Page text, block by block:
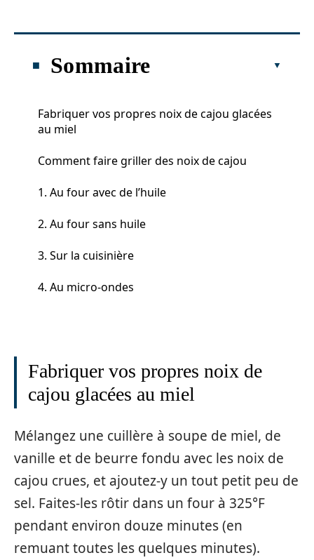
Sommaire
Fabriquer vos propres noix de cajou glacées
au miel
Comment faire griller des noix de cajou
1. Au four avec de l’huile
2. Au four sans huile
3. Sur la cuisinière
4. Au micro-ondes
Fabriquer vos propres noix de
cajou glacées au miel
Mélangez une cuillère à soupe de miel, de
vanille et de beurre fondu avec les noix de
cajou crues, et ajoutez-y un tout petit peu de
sel. Faites-les rôtir dans un four à 325°F
pendant environ douze minutes (en
remuant toutes les quelques minutes).